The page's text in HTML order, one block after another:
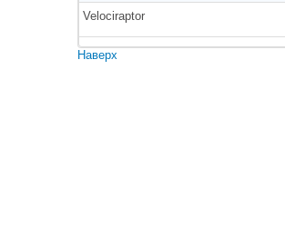
Velociraptor
Наверх